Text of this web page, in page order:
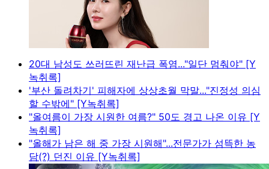
20대 남성도 쓰러뜨린 재난급 폭염..."일단 멈춰야" [Y
녹취록]
'부산 돌려차기' 피해자에 상상초월 막말..."진정성 의심
할 수밖에" [Y녹취록]
"올여름이 가장 시원한 여름?" 50도 경고 나온 이유 [Y
녹취록]
"올해가 남은 해 중 가장 시원해"...전문가가 섬뜩한 농
담(?) 던진 이유 [Y녹취록]